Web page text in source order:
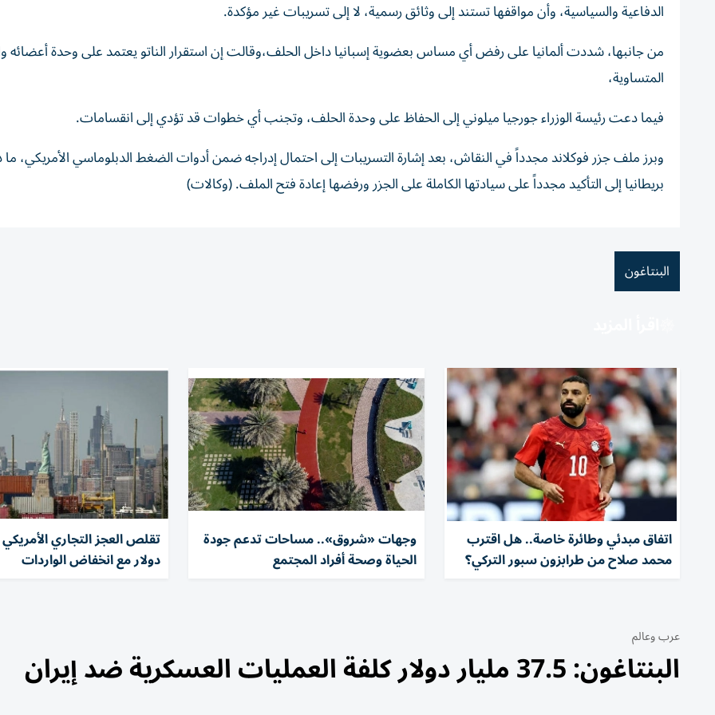
الدفاعية والسياسية، وأن مواقفها تستند إلى وثائق رسمية، لا إلى تسريبات غير مؤكدة.
من جانبها، شددت ألمانيا على رفض أي مساس بعضوية إسبانيا داخل الحلف،وقالت إن استقرار الناتو يعتمد على وحدة أعضائه
المتساوية،
فيما دعت رئيسة الوزراء جورجيا ميلوني إلى الحفاظ على وحدة الحلف، وتجنب أي خطوات قد تؤدي إلى انقسامات.
وبرز ملف جزر فوكلاند مجدداً في النقاش، بعد إشارة التسريبات إلى احتمال إدراجه ضمن أدوات الضغط الدبلوماسي الأمريكي،
بريطانيا إلى التأكيد مجدداً على سيادتها الكاملة على الجزر ورفضها إعادة فتح الملف. (وكالات)
البنتاغون
اتفاق مبدئي وطائرة خاصة.. هل اقترب
محمد صلاح من طرابزون سبور التركي؟
وجهات «شروق».. مساحات تدعم جودة
الحياة وصحة أفراد المجتمع دولار مع انخفاض الواردات
عرب وعالم
البنتاغون: 37.5 مليار دولار كلفة العمليات العسكرية ضد إيران